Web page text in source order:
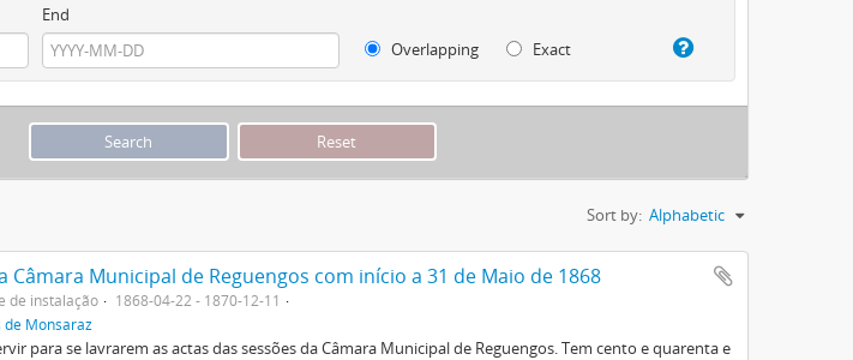
End
Overlapping
Exact
Sort by: Alphabetic
Câmara Municipal de Reguengos com início a 31 de Maio de 1868
de instalação
1868-04-22 - 1870-12-11
de Monsaraz
para se lavrarem as actas das sessões da Câmara Municipal de Reguengos. Tem cento e quarenta e